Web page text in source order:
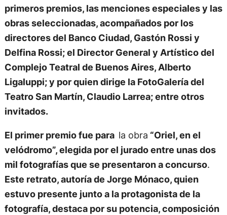
primeros premios, las menciones especiales y las
obras seleccionadas, acompañados por los
directores del Banco Ciudad, Gastón Rossi y
Delfina Rossi; el Director General y Artístico del
Complejo Teatral de Buenos Aires, Alberto
Ligaluppi; y por quien dirige la FotoGalería del
Teatro San Martín, Claudio Larrea; entre otros
invitados.
El primer premio fue para la obra “Oriel, en el
velódromo”, elegida por el jurado entre unas dos
mil fotografías que se presentaron a concurso.
Este retrato, autoría de Jorge Mónaco, quien
estuvo presente junto a la protagonista de la
fotografía, destaca por su potencia, composición